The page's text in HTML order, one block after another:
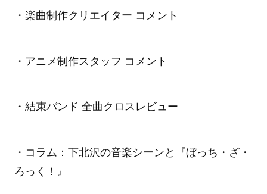
・楽曲制作クリエイター コメント
・アニメ制作スタッフ コメント
・結束バンド 全曲クロスレビュー
・コラム：下北沢の音楽シーンと『ぼっち・ざ・
ろっく！』